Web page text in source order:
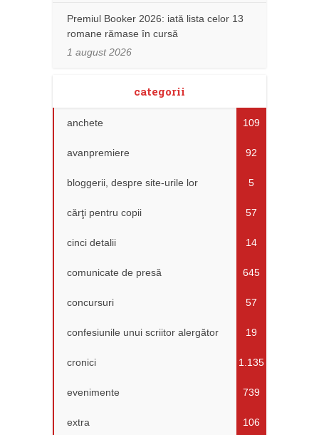
Premiul Booker 2026: iată lista celor 13
romane rămase în cursă
1 august 2026
categorii
anchete 109
avanpremiere 92
bloggerii, despre site-urile lor 5
cărţi pentru copii 57
cinci detalii 14
comunicate de presă 645
concursuri 57
confesiunile unui scriitor alergător 19
cronici 1.135
evenimente 739
extra 106